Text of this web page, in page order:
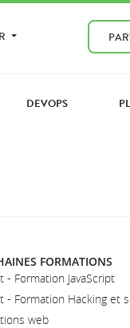
DEVOPS
FORMATIONS
- Formation JavaScript
- Formation Hacking et
web